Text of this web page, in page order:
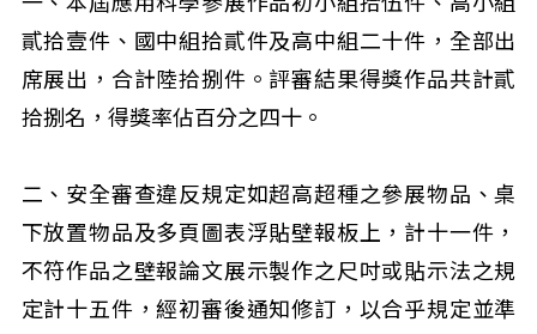
貳拾壹件、國中組拾貳件及高中組二十件，全部出
席展出，合計陸拾捌件。評審結果得獎作品共計貳
拾捌名，得獎率佔百分之四十。
二、安全審查違反規定如超高超種之參展物品、桌
下放置物品及多頁圖表浮貼壁報板上，計十一件，
不符作品之壁報論文展示製作之尺吋或貼示法之規
定計十五件，經初審後通知修訂，以合乎規定並準